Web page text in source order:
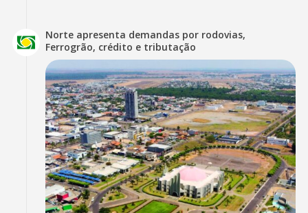
Norte apresenta demandas por rodovias,
Ferrogrão, crédito e tributação